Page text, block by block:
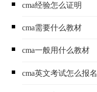
cma经验怎么证明
cma需要什么教材
cma一般用什么教材
cma英文考试怎么报名